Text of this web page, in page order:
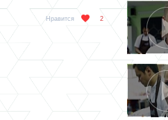
Нравится 2